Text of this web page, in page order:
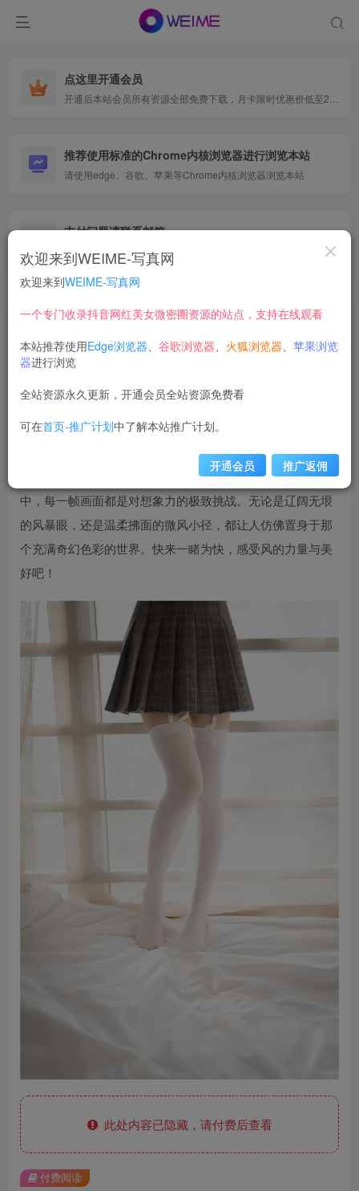
点这里开通会员
推荐使用标准的Chrome内核浏览器进行浏览本站
请使用edge、谷歌、苹果等Chrome内核浏览器浏览本站
支付问题请联系邮箱
遇到支付问题请联系网页底部邮箱或者微信支付留言
weime
在线观看《风之领域》最新一集0271，视觉盛宴不容错
过！本集精心收录了40张高清美图，独家呈现风之世界的壮
丽与细腻。跟随主角的脚步，穿梭于变幻莫测的风之领域
中，每一帧画面都是对想象力的极致挑战。无论是辽阔无垠
的风暴眼，还是温柔拂面的微风小径，都让人仿佛置身于那
个充满奇幻色彩的世界。快来一睹为快，感受风的力量与美
好吧！
此处内容已隐藏，请付费后查看
付费阅读
欢迎来到WEIME-写真网
欢迎来到WEIME-写真网
一个专门收录抖音网红美女微密圈资源的站点，支持在线观看
本站推荐使用Edge浏览器、 谷歌浏览器、 火狐浏览器、 苹果浏览
器进行浏览
全站资源永久更新，开通会员全站资源免费看
可在首页-推广计划中了解本站推广计划。
开通会员 推广返佣